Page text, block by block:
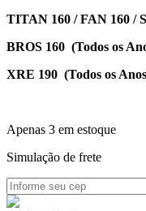
TITAN 160 / FAN 160 /
BROS 160 (Todos os
XRE 190 (Todos os
Apenas 3 em estoque
Simulação de frete